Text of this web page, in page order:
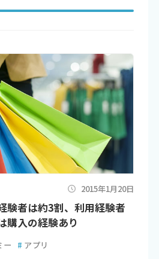
2015年1月20日
験者は約3割、利用経験者
購入の経験あり
ー # アプリ